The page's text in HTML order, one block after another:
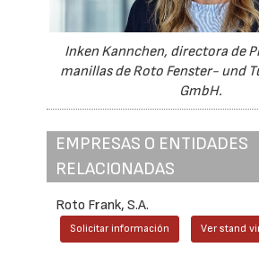
Inken Kannchen, directora de
manillas de Roto Fenster- und
GmbH.
EMPRESAS O ENTIDADES
RELACIONADAS
Roto Frank, S.A.
Solicitar información Ver stand